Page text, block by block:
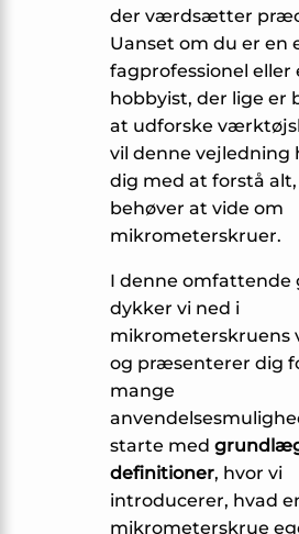
der værdsætter
Uanset om du er en
fagprofessionel eller
hobbyist, der lige er
at udforske
vil denne vejledning
dig med at forstå
behøver at vide om
mikrometerskruer.
I denne omfattende
dykker vi ned i
mikrometerskruens
og præsenterer dig
mange
starte med
definitioner, hvor vi
introducerer, hvad
mikrometerskrue